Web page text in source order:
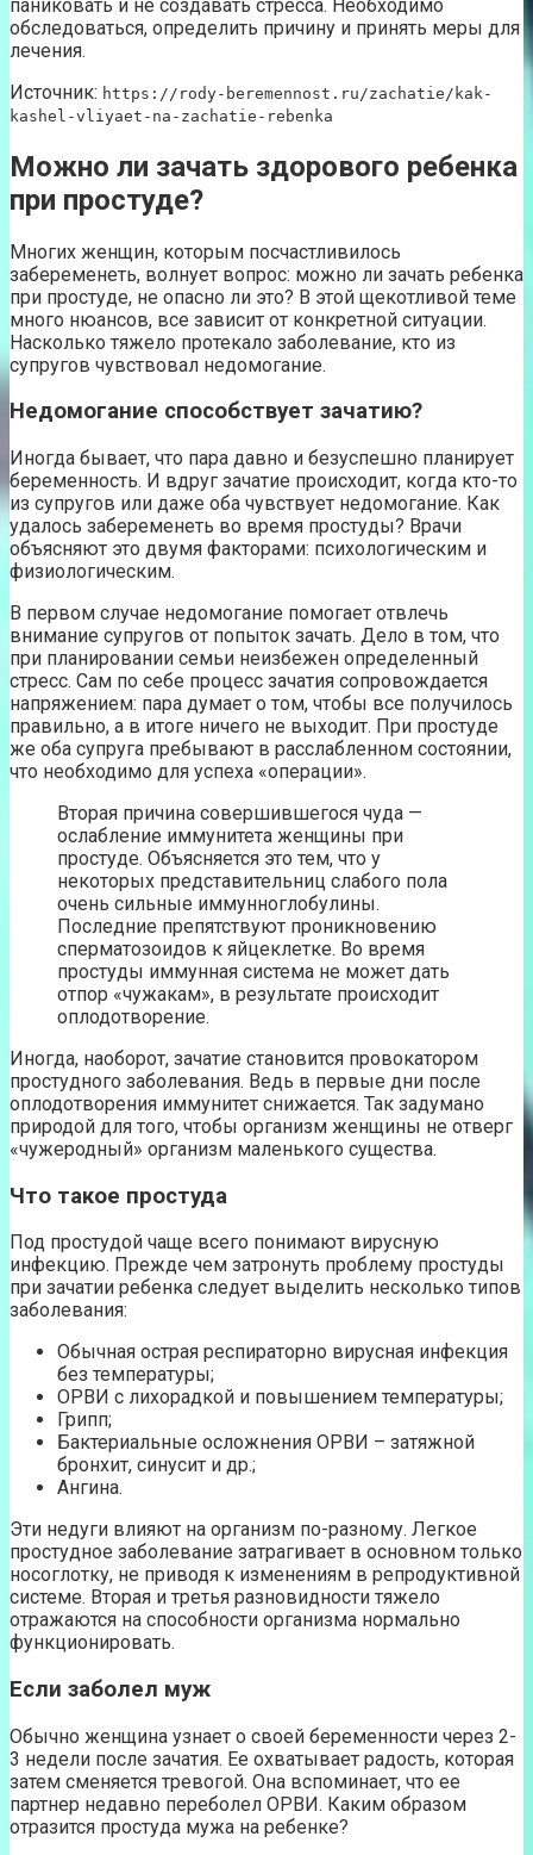
паниковать и не создавать стресса. Необходимо
обследоваться, определить причину и принять меры для
лечения.
Источник: https://rody-beremennost.ru/zachatie/kak-
kashel-vliyaet-na-zachatie-rebenka
Можно ли зачать здорового ребенка
при простуде?
Многих женщин, которым посчастливилось
забеременеть, волнует вопрос: можно ли зачать ребенка
при простуде, не опасно ли это? В этой щекотливой теме
много нюансов, все зависит от конкретной ситуации.
Насколько тяжело протекало заболевание, кто из
супругов чувствовал недомогание.
Недомогание способствует зачатию?
Иногда бывает, что пара давно и безуспешно планирует
беременность. И вдруг зачатие происходит, когда кто-то
из супругов или даже оба чувствует недомогание. Как
удалось забеременеть во время простуды? Врачи
объясняют это двумя факторами: психологическим и
физиологическим.
В первом случае недомогание помогает отвлечь
внимание супругов от попыток зачать. Дело в том, что
при планировании семьи неизбежен определенный
стресс. Сам по себе процесс зачатия сопровождается
напряжением: пара думает о том, чтобы все получилось
правильно, а в итоге ничего не выходит. При простуде
же оба супруга пребывают в расслабленном состоянии,
что необходимо для успеха «операции».
Вторая причина совершившегося чуда —
ослабление иммунитета женщины при
простуде. Объясняется это тем, что у
некоторых представительниц слабого пола
очень сильные иммунноглобулины.
Последние препятствуют проникновению
сперматозоидов к яйцеклетке. Во время
простуды иммунная система не может дать
отпор «чужакам», в результате происходит
оплодотворение.
Иногда, наоборот, зачатие становится провокатором
простудного заболевания. Ведь в первые дни после
оплодотворения иммунитет снижается. Так задумано
природой для того, чтобы организм женщины не отверг
«чужеродный» организм маленького существа.
Что такое простуда
Под простудой чаще всего понимают вирусную
инфекцию. Прежде чем затронуть проблему простуды
при зачатии ребенка следует выделить несколько типов
заболевания:
Обычная острая респираторно вирусная инфекция
без температуры;
ОРВИ с лихорадкой и повышением температуры;
Грипп;
Бактериальные осложнения ОРВИ – затяжной
бронхит, синусит и др.;
Ангина.
Эти недуги влияют на организм по-разному. Легкое
простудное заболевание затрагивает в основном только
носоглотку, не приводя к изменениям в репродуктивной
системе. Вторая и третья разновидности тяжело
отражаются на способности организма нормально
функционировать.
Если заболел муж
Обычно женщина узнает о своей беременности через 2-
3 недели после зачатия. Ее охватывает радость, которая
затем сменяется тревогой. Она вспоминает, что ее
партнер недавно переболел ОРВИ. Каким образом
отразится простуда мужа на ребенке?